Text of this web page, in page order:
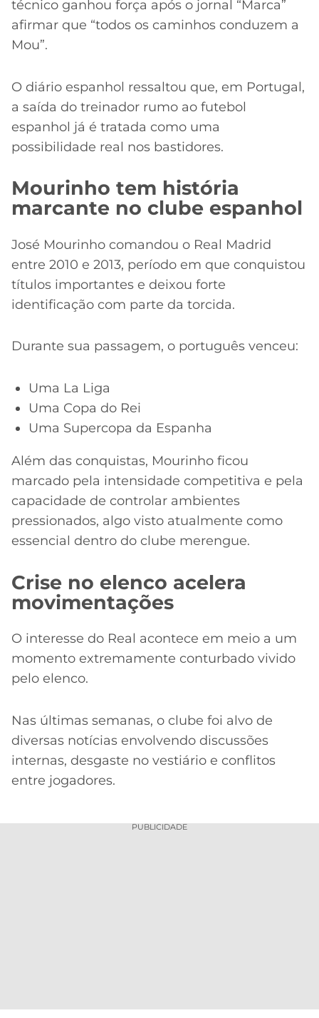
técnico ganhou força após o jornal “Marca”
afirmar que “todos os caminhos conduzem a
Mou”.
O diário espanhol ressaltou que, em Portugal,
a saída do treinador rumo ao futebol
espanhol já é tratada como uma
possibilidade real nos bastidores.
Mourinho tem história
marcante no clube espanhol
José Mourinho comandou o Real Madrid
entre 2010 e 2013, período em que conquistou
títulos importantes e deixou forte
identificação com parte da torcida.
Durante sua passagem, o português venceu:
Uma La Liga
Uma Copa do Rei
Uma Supercopa da Espanha
Além das conquistas, Mourinho ficou
marcado pela intensidade competitiva e pela
capacidade de controlar ambientes
pressionados, algo visto atualmente como
essencial dentro do clube merengue.
Crise no elenco acelera
movimentações
O interesse do Real acontece em meio a um
momento extremamente conturbado vivido
pelo elenco.
Nas últimas semanas, o clube foi alvo de
diversas notícias envolvendo discussões
internas, desgaste no vestiário e conflitos
entre jogadores.
PUBLICIDADE